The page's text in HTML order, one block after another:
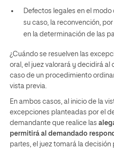
Defectos legales en el
su caso, la reconvención,
en la determinación de las
¿Cuándo se resuelven las
oral, el juez valorará y decidirá al
caso de un procedimiento
vista previa.
En ambos casos, al inicio de la
excepciones planteadas por el
demandante que realice las
permitirá al demandado
partes, el juez tomará la decisión